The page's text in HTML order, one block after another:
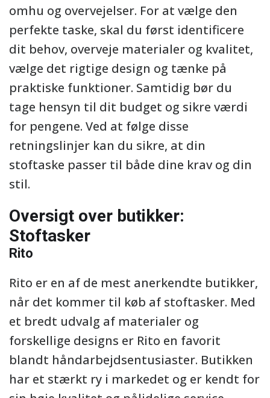
omhu og overvejelser. For at vælge den
perfekte taske, skal du først identificere
dit behov, overveje materialer og kvalitet,
vælge det rigtige design og tænke på
praktiske funktioner. Samtidig bør du
tage hensyn til dit budget og sikre værdi
for pengene. Ved at følge disse
retningslinjer kan du sikre, at din
stoftaske passer til både dine krav og din
stil.
Oversigt over butikker:
Stoftasker
Rito
Rito er en af de mest anerkendte butikker,
når det kommer til køb af stoftasker. Med
et bredt udvalg af materialer og
forskellige designs er Rito en favorit
blandt håndarbejdsentusiaster. Butikken
har et stærkt ry i markedet og er kendt for